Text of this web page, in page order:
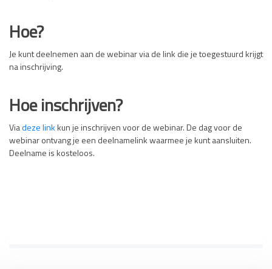
Hoe?
Je kunt deelnemen aan de webinar via de link die je toegestuurd krijgt
na inschrijving.
Hoe inschrijven?
Via deze link kun je inschrijven voor de webinar. De dag voor de
webinar ontvang je een deelnamelink waarmee je kunt aansluiten.
Deelname is kosteloos.